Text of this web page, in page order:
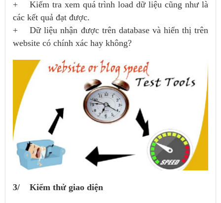
+ Kiểm tra xem quá trình load dữ liệu cũng như là
các kết quả đạt được.
+ Dữ liệu nhận được trên database và hiển thị trên
website có chính xác hay không?
3/ Kiểm thử giao diện